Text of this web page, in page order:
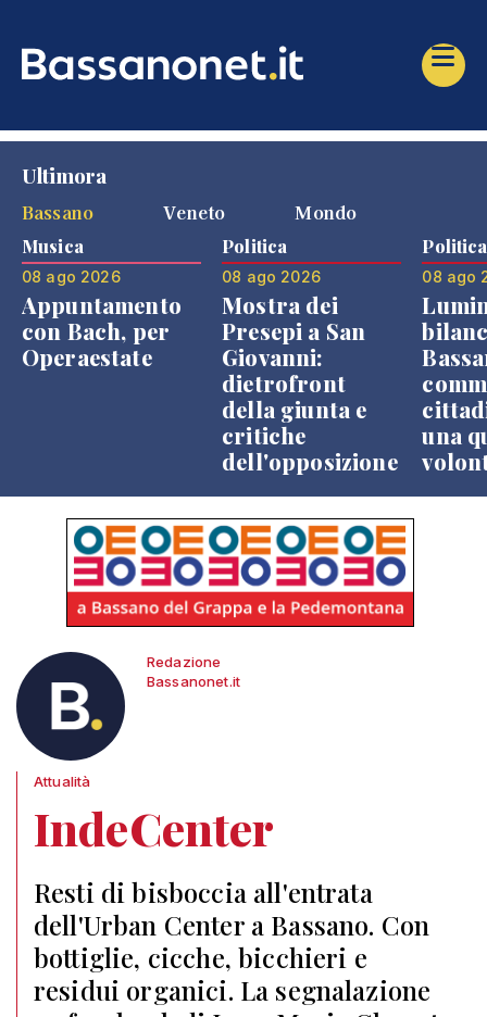
Ultimora
Bassano
Veneto Mondo
Musica
08 ago 2026
Appuntamento
con Bach, per
Operaestate
Politica
08 ago 2026
Mostra dei
Presepi a San
Giovanni:
dietrofront
della giunta e
critiche
dell'opposizione
Politica
08 ago
una
Redazione
Bassanonet.it
Attualità
IndeCenter
Resti di bisboccia all'entrata
dell'Urban Center a Bassano. Con
bottiglie, cicche, bicchieri e
residui organici. La segnalazione